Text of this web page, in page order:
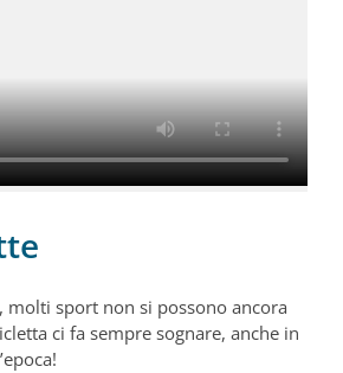
molti sport non si possono ancora
ci fa sempre sognare, anche in